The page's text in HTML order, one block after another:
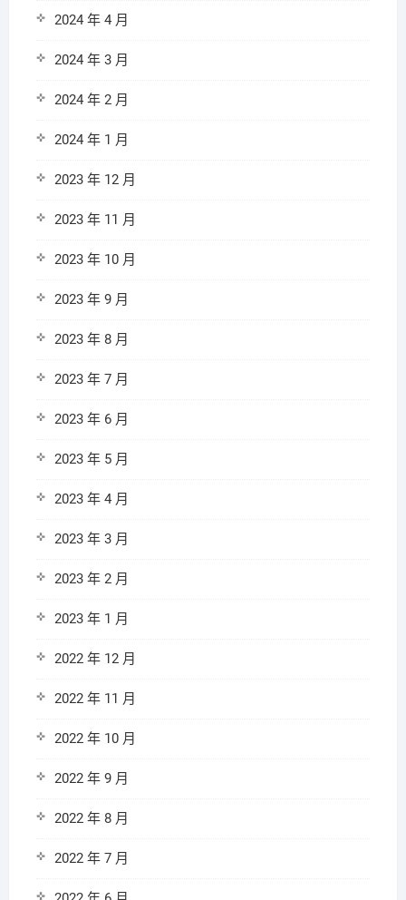
2024 年 4 月
2024 年 3 月
2024 年 2 月
2024 年 1 月
2023 年 12 月
2023 年 11 月
2023 年 10 月
2023 年 9 月
2023 年 8 月
2023 年 7 月
2023 年 6 月
2023 年 5 月
2023 年 4 月
2023 年 3 月
2023 年 2 月
2023 年 1 月
2022 年 12 月
2022 年 11 月
2022 年 10 月
2022 年 9 月
2022 年 8 月
2022 年 7 月